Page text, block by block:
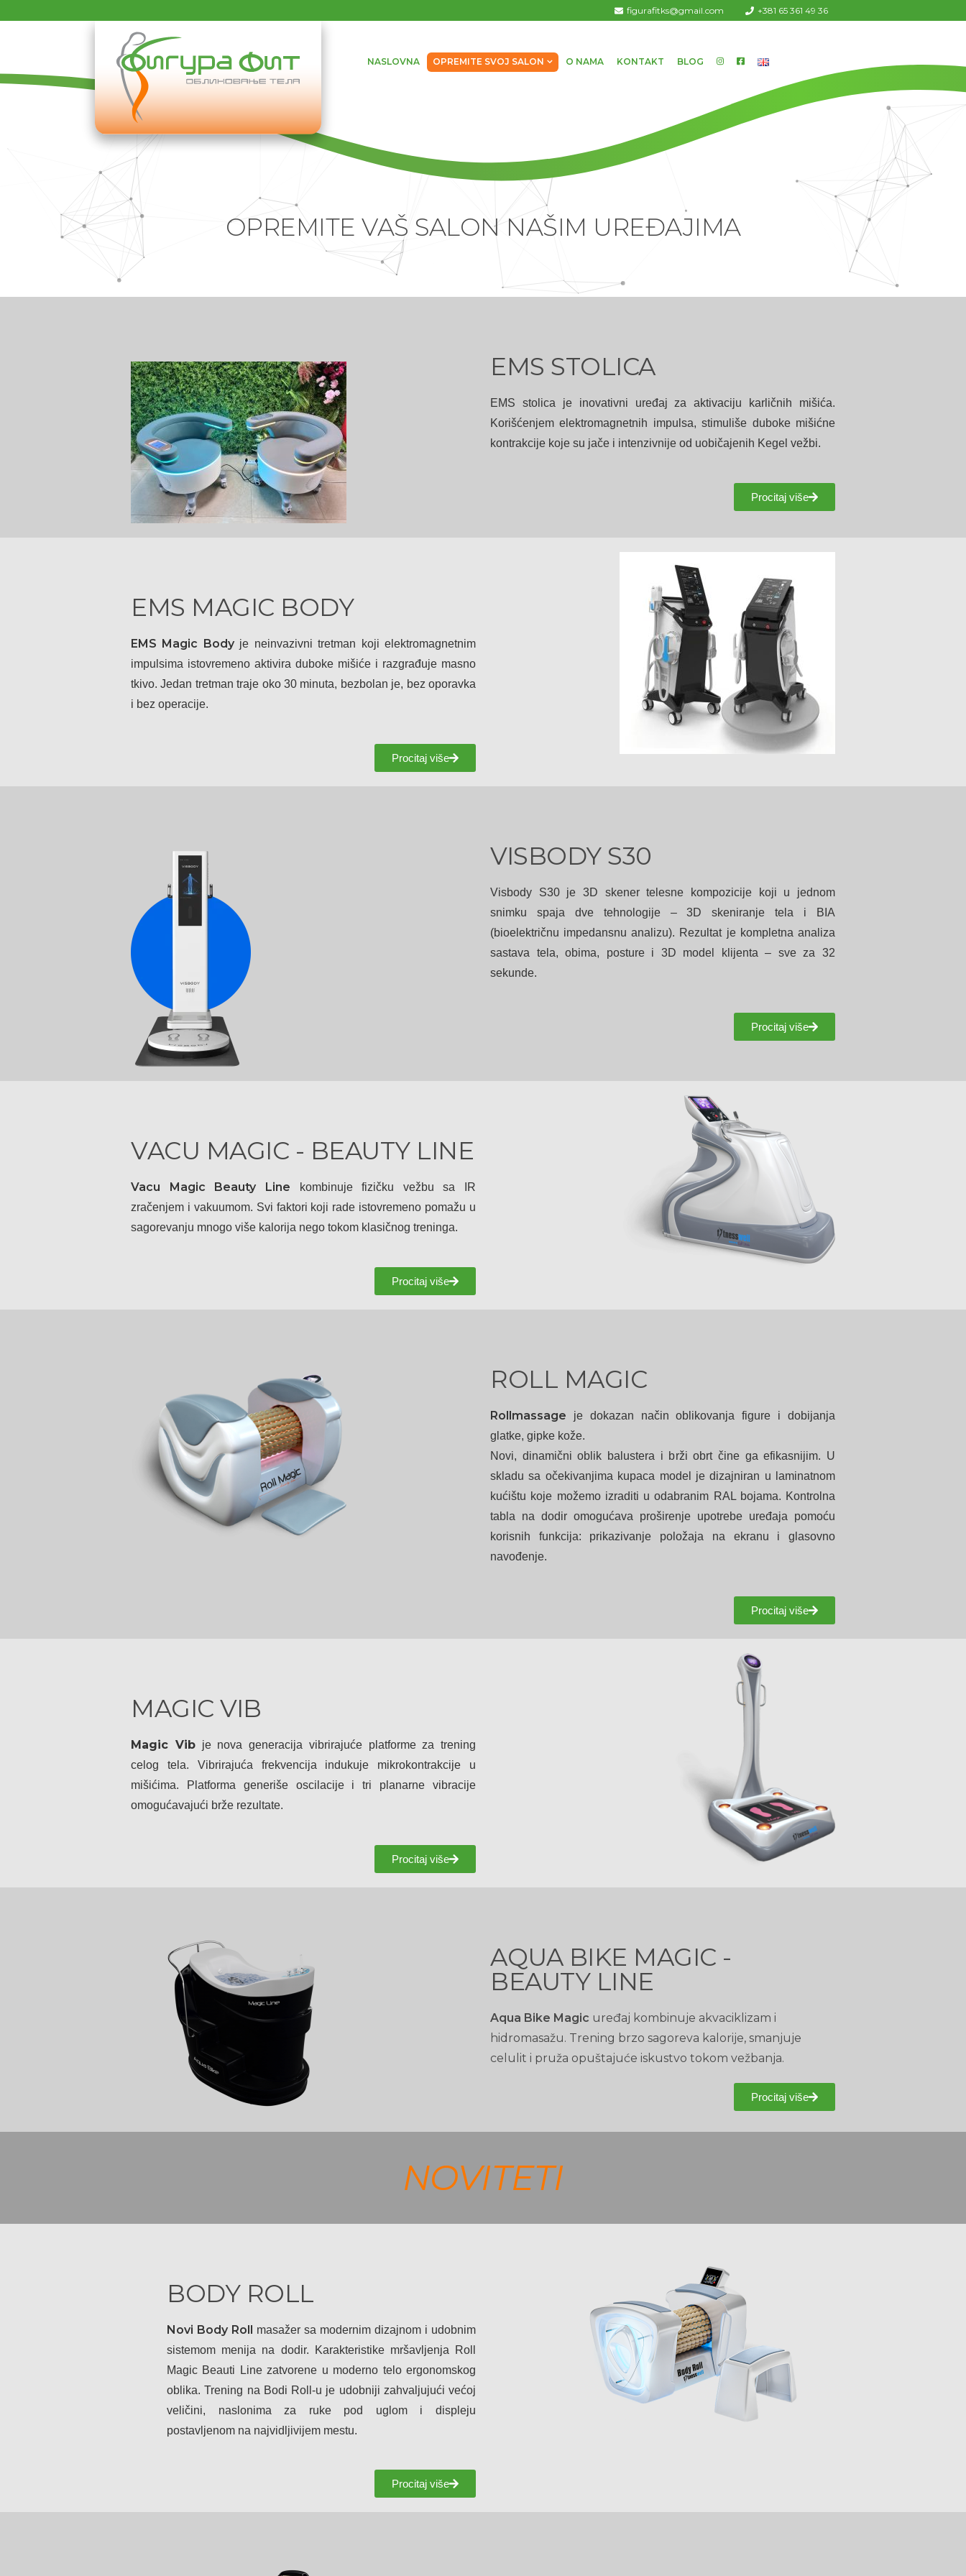
+381 65 361 49 36
figurafitks@gmail.com
NASLOVNA OPREMITE SVOJ SALON O NAMA KONTAKT BLOG
OPREMITE VAŠ SALON NAŠIM UREĐAJIMA
EMS STOLICA
EMS stolica je inovativni uređaj za aktivaciju karličnih mišića.
Korišćenjem elektromagnetnih impulsa, stimuliše duboke mišićne
kontrakcije koje su jače i intenzivnije od uobičajenih Kegel vežbi.
Procitaj više
EMS MAGIC BODY
EMS Magic Bodyje neinvazivni tretman koji elektromagnetnim
impulsima istovremeno aktivira duboke mišiće i razgrađuje masno
tkivo. Jedan tretman traje oko 30 minuta, bezbolan je, bez oporavka
i bez operacije.
Procitaj više
VISBODY S30
Visbody S30 je 3D skener telesne kompozicije koji u jednom
snimku spaja dve tehnologije – 3D skeniranje tela i BIA
(bioelektričnu impedansnu analizu). Rezultat je kompletna analiza
sastava tela, obima, posture i 3D model klijenta – sve za 32
sekunde.
Procitaj više
VACU MAGIC - BEAUTY LINE
Vacu Magic Beauty Line kombinuje fizičku vežbu sa IR
zračenjem i vakuumom. Svi faktori koji rade istovremeno pomažu u
sagorevanju mnogo više kalorija nego tokom klasičnog treninga.
Procitaj više
ROLL MAGIC
Rollmassage je dokazan način oblikovanja figure i dobijanja
glatke, gipke kože.
Novi, dinamični oblik balustera i brži obrt čine ga efikasnijim. U
skladu sa očekivanjima kupaca model je dizajniran u laminatnom
kućištu koje možemo izraditi u odabranim RAL bojama. Kontrolna
tabla na dodir omogućava proširenje upotrebe uređaja pomoću
korisnih funkcija: prikazivanje položaja na ekranu i glasovno
navođenje.
Procitaj više
MAGIC VIB
Magic Vibje nova generacija vibrirajuće platforme za trening
celog tela. Vibrirajuća frekvencija indukuje mikrokontrakcije u
mišićima. Platforma generiše oscilacije i tri planarne vibracije
omogućavajući brže rezultate.
Procitaj više
AQUA BIKE MAGIC -
BEAUTY LINE
Aqua Bike Magic uređaj kombinuje akvaciklizam i
hidromasažu. Trening brzo sagoreva kalorije, smanjuje
celulit i pruža opuštajuće iskustvo tokom vežbanja.
Procitaj više
NOVITETI
BODY ROLL
Novi Body Roll masažer sa modernim dizajnom i udobnim
sistemom menija na dodir. Karakteristike mršavljenja Roll
Magic Beauti Line zatvorene u moderno telo ergonomskog
oblika. Trening na Bodi Roll-u je udobniji zahvaljujući većoj
veličini, naslonima za ruke pod uglom i displeju
postavljenom na najvidljivijem mestu.
Procitaj više